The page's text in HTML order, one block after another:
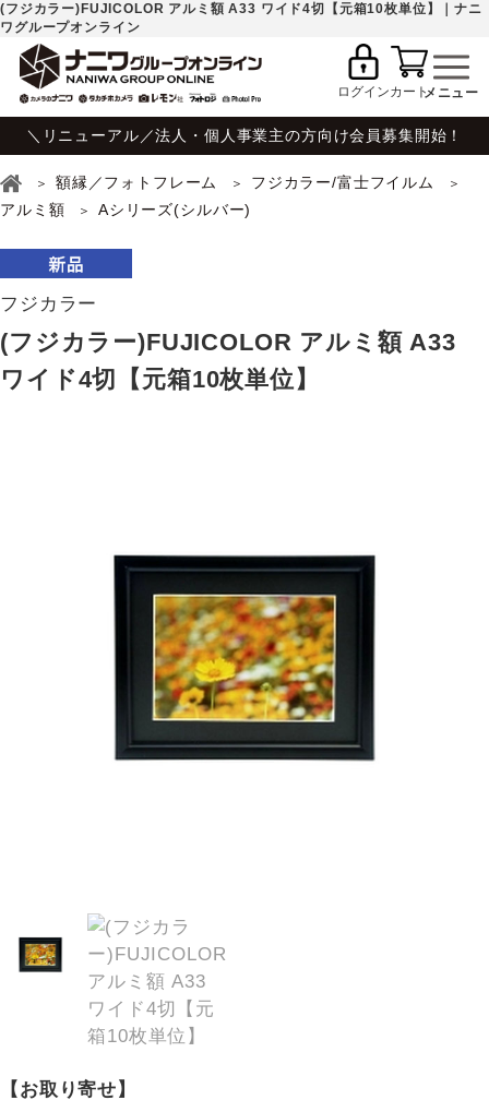
(フジカラー)FUJICOLOR アルミ額 A33 ワイド4切【元箱10枚単位】｜ナニ
ワグループオンライン
ログインカート
＼リニューアル／法人・個人事業主の方向け会員募集開始！
額縁／フォトフレーム
フジカラー/富士フイルム
アルミ額
Aシリーズ(シルバー)
フジカラー
(フジカラー)FUJICOLOR アルミ額 A33
ワイド4切【元箱10枚単位】
【お取り寄せ】